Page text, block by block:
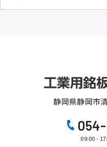
静岡県静岡市
09:00 -